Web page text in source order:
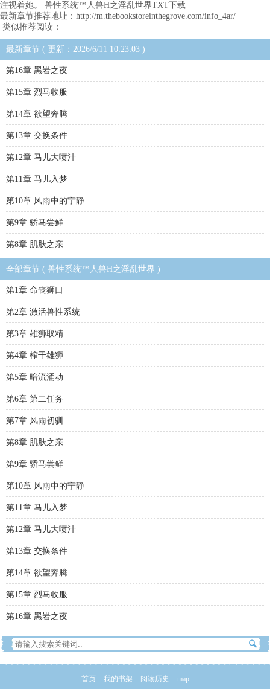
注视着她。 兽性系统™人兽H之淫乱世界TXT下载
最新章节推荐地址：http://m.thebookstoreinthegrove.com/info_4ar/
类似推荐阅读：
最新章节 ( 更新：2026/6/11 10:23:03 )
第16章 黑岩之夜
第15章 烈马收服
第14章 欲望奔腾
第13章 交换条件
第12章 马儿大喷汁
第11章 马儿入梦
第10章 风雨中的宁静
第9章 骄马尝鲜
第8章 肌肤之亲
全部章节 ( 兽性系统™人兽H之淫乱世界 )
第1章 命丧狮口
第2章 激活兽性系统
第3章 雄狮取精
第4章 榨干雄狮
第5章 暗流涌动
第6章 第二任务
第7章 风雨初驯
第8章 肌肤之亲
第9章 骄马尝鲜
第10章 风雨中的宁静
第11章 马儿入梦
第12章 马儿大喷汁
第13章 交换条件
第14章 欲望奔腾
第15章 烈马收服
第16章 黑岩之夜
首页 我的书架 阅读历史 map